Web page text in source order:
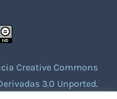
Creative Commons
3.0 Unported.